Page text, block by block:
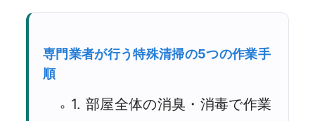
専門業者が行う特殊清掃の5つの作業手
順
1. 部屋全体の消臭・消毒で作業